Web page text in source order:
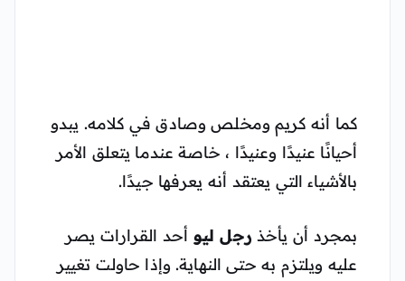
كما أنه كريم ومخلص وصادق في كلامه. يبدو
أحيانًا عنيدًا وعنيدًا ، خاصة عندما يتعلق الأمر
بالأشياء التي يعتقد أنه يعرفها جيدًا.
بمجرد أن يأخذ رجل ليو أحد القرارات يصر
عليه ويلتزم به حتى النهاية. وإذا حاولت تغيير